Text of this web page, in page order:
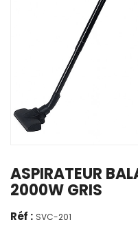
ASPIRATEUR
2000W GRIS
Réf : SVC-201